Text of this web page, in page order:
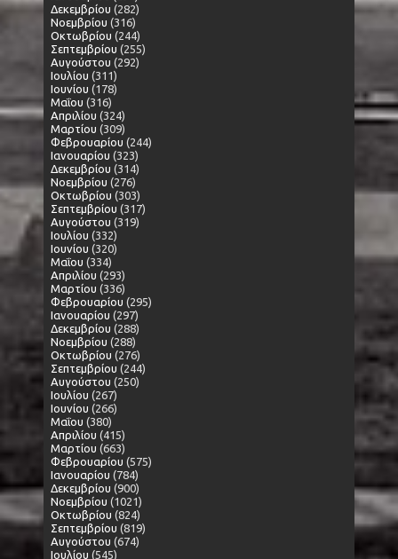
Δεκεμβρίου (282)
Νοεμβρίου (316)
Οκτωβρίου (244)
Σεπτεμβρίου (255)
Αυγούστου (292)
Ιουλίου (311)
Ιουνίου (178)
Μαΐου (316)
Απριλίου (324)
Μαρτίου (309)
Φεβρουαρίου (244)
Ιανουαρίου (323)
Δεκεμβρίου (314)
Νοεμβρίου (276)
Οκτωβρίου (303)
Σεπτεμβρίου (317)
Αυγούστου (319)
Ιουλίου (332)
Ιουνίου (320)
Μαΐου (334)
Απριλίου (293)
Μαρτίου (336)
Φεβρουαρίου (295)
Ιανουαρίου (297)
Δεκεμβρίου (288)
Νοεμβρίου (288)
Οκτωβρίου (276)
Σεπτεμβρίου (244)
Αυγούστου (250)
Ιουλίου (267)
Ιουνίου (266)
Μαΐου (380)
Απριλίου (415)
Μαρτίου (663)
Φεβρουαρίου (575)
Ιανουαρίου (784)
Δεκεμβρίου (900)
Νοεμβρίου (1021)
Οκτωβρίου (824)
Σεπτεμβρίου (819)
Αυγούστου (674)
Ιουλίου (545)